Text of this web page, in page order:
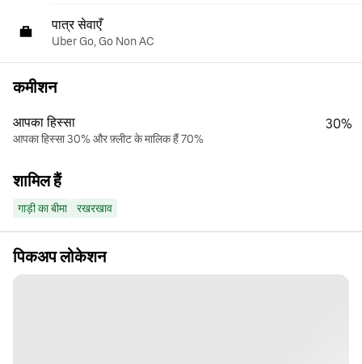
पात्र सेवाएँ
Uber Go, Go Non AC
कमीशन
आपका हिस्सा
आपका हिस्सा 30% और फ़्लीट के मालिक हैं 70%
30%
शामिल हैं
गाड़ी का बीमा रखरखाव
पिकअप लोकेशन